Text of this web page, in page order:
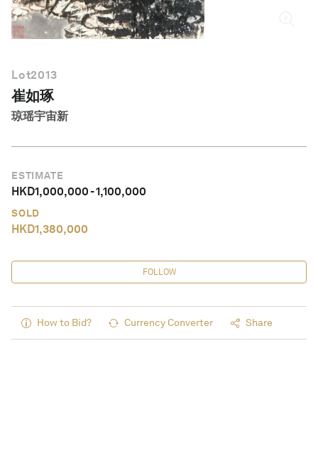
Lot2013
崔如琢
琼瑶宇宙新
ESTIMATE
HKD1,000,000-1,100,000
SOLD
HKD1,380,000
FOLLOW
How to Bid? Currency Converter Share